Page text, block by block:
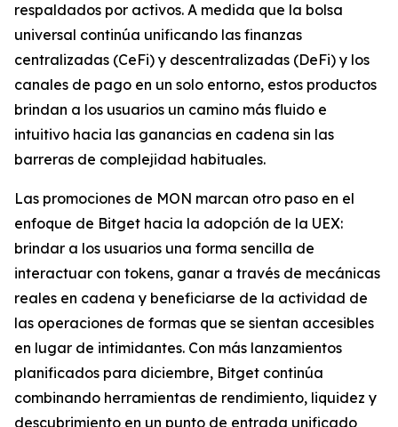
respaldados por activos. A medida que la bolsa
universal continúa unificando las finanzas
centralizadas (CeFi) y descentralizadas (DeFi) y los
canales de pago en un solo entorno, estos productos
brindan a los usuarios un camino más fluido e
intuitivo hacia las ganancias en cadena sin las
barreras de complejidad habituales.
Las promociones de MON marcan otro paso en el
enfoque de Bitget hacia la adopción de la UEX:
brindar a los usuarios una forma sencilla de
interactuar con tokens, ganar a través de mecánicas
reales en cadena y beneficiarse de la actividad de
las operaciones de formas que se sientan accesibles
en lugar de intimidantes. Con más lanzamientos
planificados para diciembre, Bitget continúa
combinando herramientas de rendimiento, liquidez y
descubrimiento en un punto de entrada unificado